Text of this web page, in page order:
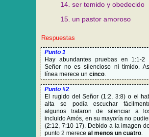
14. ser temido y obedecido
15. un pastor amoroso
Respuestas
Punto 1
Hay abundantes pruebas en 1:1-2
Señor no es silencioso ni tímido.
línea merece un cinco.
Punto #2
El rugido del Señor (1:2, 3:8) o el
alta se podía escuchar
algunos trataron de silenciar a
incluido Amós, en su mayoría no
(2:12, 7:10-17). Debido a la imagen
punto 2 merece al menos un cuatro.